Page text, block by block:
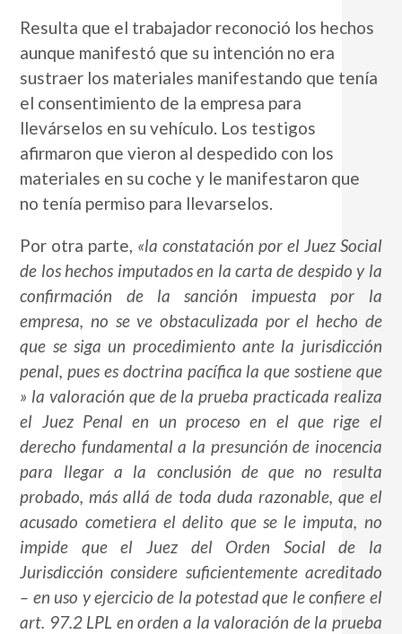
Resulta que el trabajador reconoció los hechos
aunque manifestó que su intención no era
sustraer los materiales manifestando que tenía
el consentimiento de la empresa para
llevárselos en su vehículo. Los testigos
afirmaron que vieron al despedido con los
materiales en su coche y le manifestaron que
no tenía permiso para llevarselos.
Por otra parte, «la constatación por el Juez Social
de los hechos imputados en la carta de despido y la
confirmación de la sanción impuesta por la
empresa, no se ve obstaculizada por el hecho de
que se siga un procedimiento ante la jurisdicción
penal, pues es doctrina pacífica la que sostiene que
» la valoración que de la prueba practicada realiza
el Juez Penal en un proceso en el que rige el
derecho fundamental a la presunción de inocencia
para llegar a la conclusión de que no resulta
probado, más allá de toda duda razonable, que el
acusado cometiera el delito que se le imputa, no
impide que el Juez del Orden Social de la
Jurisdicción considere suficientemente acreditado
– en uso y ejercicio de la potestad que le confiere el
art. 97.2 LPL en orden a la valoración de la prueba